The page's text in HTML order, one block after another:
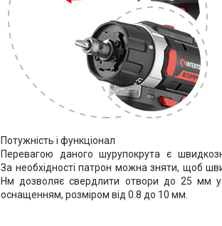
Потужність і функціонал
Перевагою даного шурупокрута є
За необхідності патрон можна зняти, щоб
Нм дозволяє свердлити отвори до 25 мм
оснащенням, розміром від 0.8 до 10 мм.